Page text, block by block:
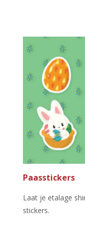
Paasstickers
Laat je etalage
stickers.